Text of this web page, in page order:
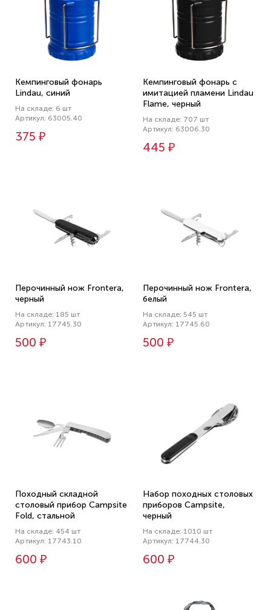
Кемпинговый фонарь
Lindau, синий
На складе: 6 шт
Артикул: 63005.40
375 ₽
Кемпинговый фонарь с
имитацией пламени Lindau
Flame, черный
На складе: 707 шт
Артикул: 63006.30
445 ₽
Перочинный нож Frontera,
черный
На складе: 185 шт
Артикул: 17745.30
500 ₽
Перочинный нож Frontera,
белый
На складе: 545 шт
Артикул: 17745.60
500 ₽
Походный складной
столовый прибор Campsite
Fold, стальной
На складе: 454 шт
Артикул: 17743.10
600 ₽
Набор походных столовых
приборов Campsite,
черный
На складе: 1010 шт
Артикул: 17744.30
600 ₽